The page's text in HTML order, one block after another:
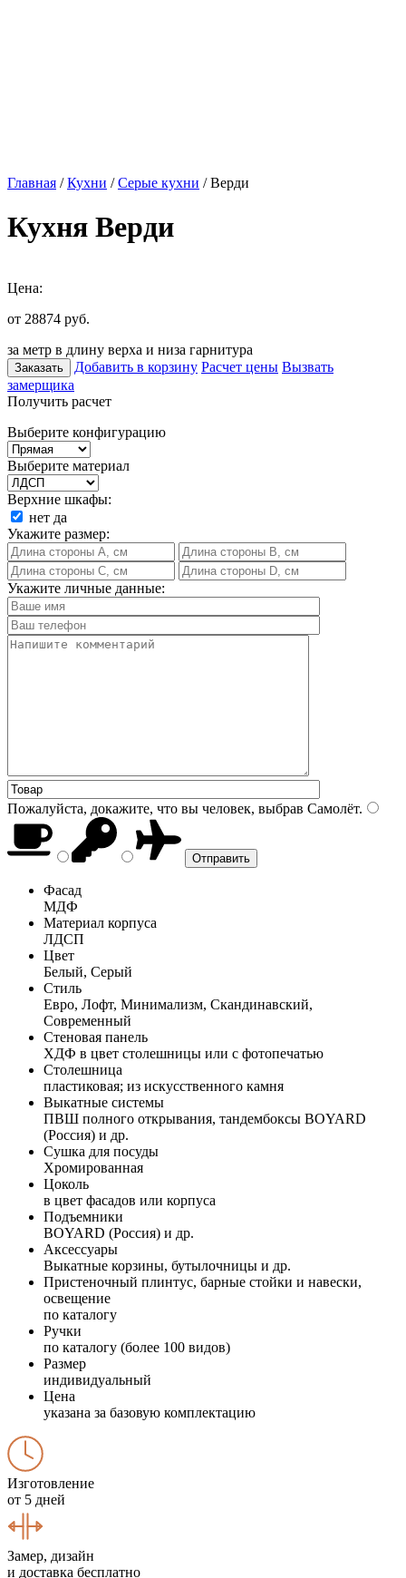
Главная /Кухни /Серые кухни / Верди
Кухня Верди
Цена:
от 28874 руб.
за метр в длину верха и низа гарнитура
Заказать Добавить в корзину Расчет цены Вызвать
замерщика
Получить расчет
Выберите конфигурацию
Выберите материал
Верхние шкафы:
нет да
Укажите размер:
Укажите личные данные:
Пожалуйста, докажите, что вы человек, выбрав Самолёт.
Фасад
МДФ
Материал корпуса
ЛДСП
Цвет
Белый, Серый
Стиль
Евро, Лофт, Минимализм, Скандинавский,
Современный
Стеновая панель
ХДФ в цвет столешницы или с фотопечатью
Столешница
пластиковая; из искусственного камня
Выкатные системы
ПВШ полного открывания, тандембоксы BOYARD
(Россия) и др.
Сушка для посуды
Хромированная
Цоколь
в цвет фасадов или корпуса
Подъемники
BOYARD (Россия) и др.
Аксессуары
Выкатные корзины, бутылочницы и др.
Пристеночный плинтус, барные стойки и навески,
освещение
по каталогу
Ручки
по каталогу (более 100 видов)
Размер
индивидуальный
Цена
указана за базовую комплектацию
Изготовление
от 5 дней
Замер, дизайн
и доставка бесплатно